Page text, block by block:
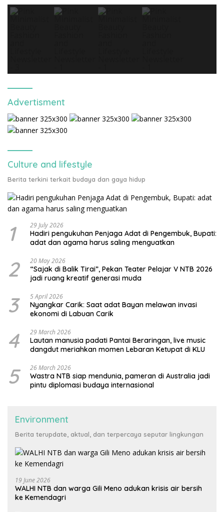
Advertisment
Culture and lifestyle
Berita terkini terkait budaya dan gaya hidup
1 29 July 2026
Hadiri pengukuhan Penjaga Adat di Pengembuk, Bupati:
adat dan agama harus saling menguatkan
2 20 May 2026
“Sajak di Balik Tirai”, Pekan Teater Pelajar V NTB 2026
jadi ruang kreatif generasi muda
3 5 April 2026
Nyangkar Carik: Saat adat Bayan melawan invasi
ekonomi di Labuan Carik
4 29 March 2026
Lautan manusia padati Pantai Beraringan, live music
dangdut meriahkan momen Lebaran Ketupat di KLU
5 26 March 2026
Wastra NTB siap mendunia, pameran di Australia jadi
pintu diplomasi budaya internasional
Environment
Berita terupdate, aktual, dan terpercaya seputar lingkungan
19 June 2026
WALHI NTB dan warga Gili Meno adukan krisis air bersih
ke Kemendagri